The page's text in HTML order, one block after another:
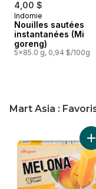
4,00 $
Indomie
Nouilles sautées
instantanées (Mi
goreng)
5x85.0 g, 0,94 $/100g
Mart Asia :
sauter Mart Asia :